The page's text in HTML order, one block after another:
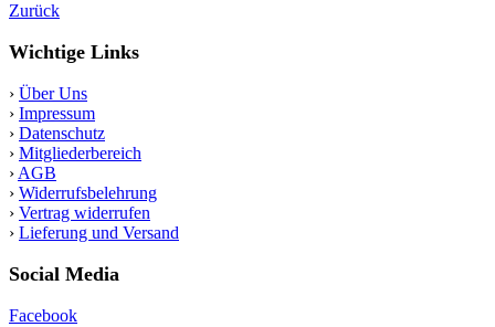
Zurück
Wichtige Links
› Über Uns
› Impressum
› Datenschutz
› Mitgliederbereich
›AGB
› Widerrufsbelehrung
› Vertrag widerrufen
› Lieferung und Versand
Social Media
Facebook